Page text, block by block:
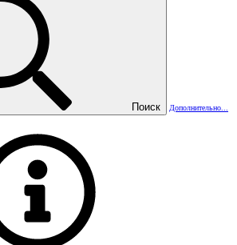
Поиск
Дополнительно...